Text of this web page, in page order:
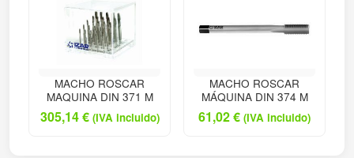
MACHO ROSCAR
MAQUINA DIN 371 M
305,14€ (IVA incluido)
MACHO ROSCAR
MÁQUINA DIN 374 M
61,02€ (IVA incluido)